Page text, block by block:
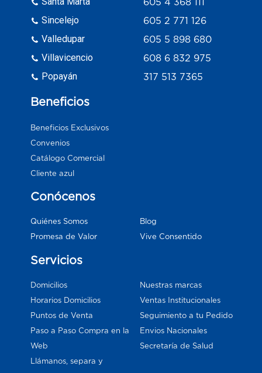
Sincelejo
Valledupar
Villavicencio
Popayán
605 2 771 126
605 5 898 680
608 6 832 975
317 513 7365
Beneficios
Beneficios Exclusivos
Convenios
Catálogo Comercial
Cliente azul
Conócenos
Quiénes Somos
Promesa de Valor
Blog
Vive Consentido
Servicios
Domicilios
Horarios Domicilios
Puntos de Venta
Paso a Paso Compra en la
Web
Llámanos, separa y
Nuestras marcas
Ventas Institucionales
Seguimiento a tu Pedido
Envios Nacionales
Secretaría de Salud